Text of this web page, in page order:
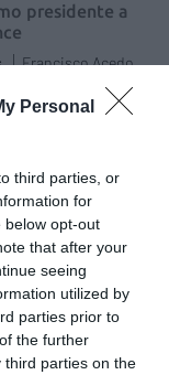
Personal
third parties, or
for
below opt-out
that after your
seeing
utilized by
parties prior to
the further
third parties on the
presidente a
Francisco Acedo
Oficiales de
será por tres años.
supera los 12.000
de Colegios
una integración
la atención a
Francisco Acedo